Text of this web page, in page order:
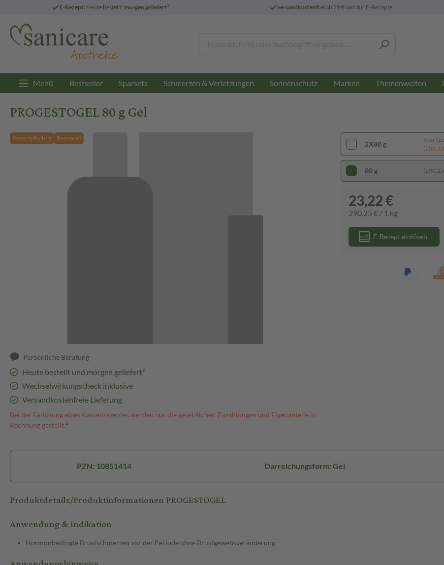
E-Rezept: Heute bestellt, morgen geliefert3 versandkostenfreiab 29 € und für E-Rezepte
Menü Bestseller Sparsets Schmerzen & Verletzungen Sonnenschutz Marken Themenwelten
PROGESTOGEL 80 g Gel
Rezeptpflichtig Reimport
Persönliche Beratung
Heute bestellt und morgen geliefert³
Wechselwirkungscheck inklusive
Versandkostenfreie Lieferung
Bei der Einlösung eines Kassenrezeptes werden nur die gesetzlichen Zuzahlungen und Eigenanteile in
Rechnung gestellt.⁴
2X80 g
80 g
23,22 €
290,25 € / 1 kg
E-Rezept einlösen
PZN: 10851414 Darreichungsform: Gel
Produktdetails/Produktinformationen PROGESTOGEL
Anwendung & Indikation
Hormonbedingte Brustschmerzen vor der Periode ohne Brustgewebsveränderung